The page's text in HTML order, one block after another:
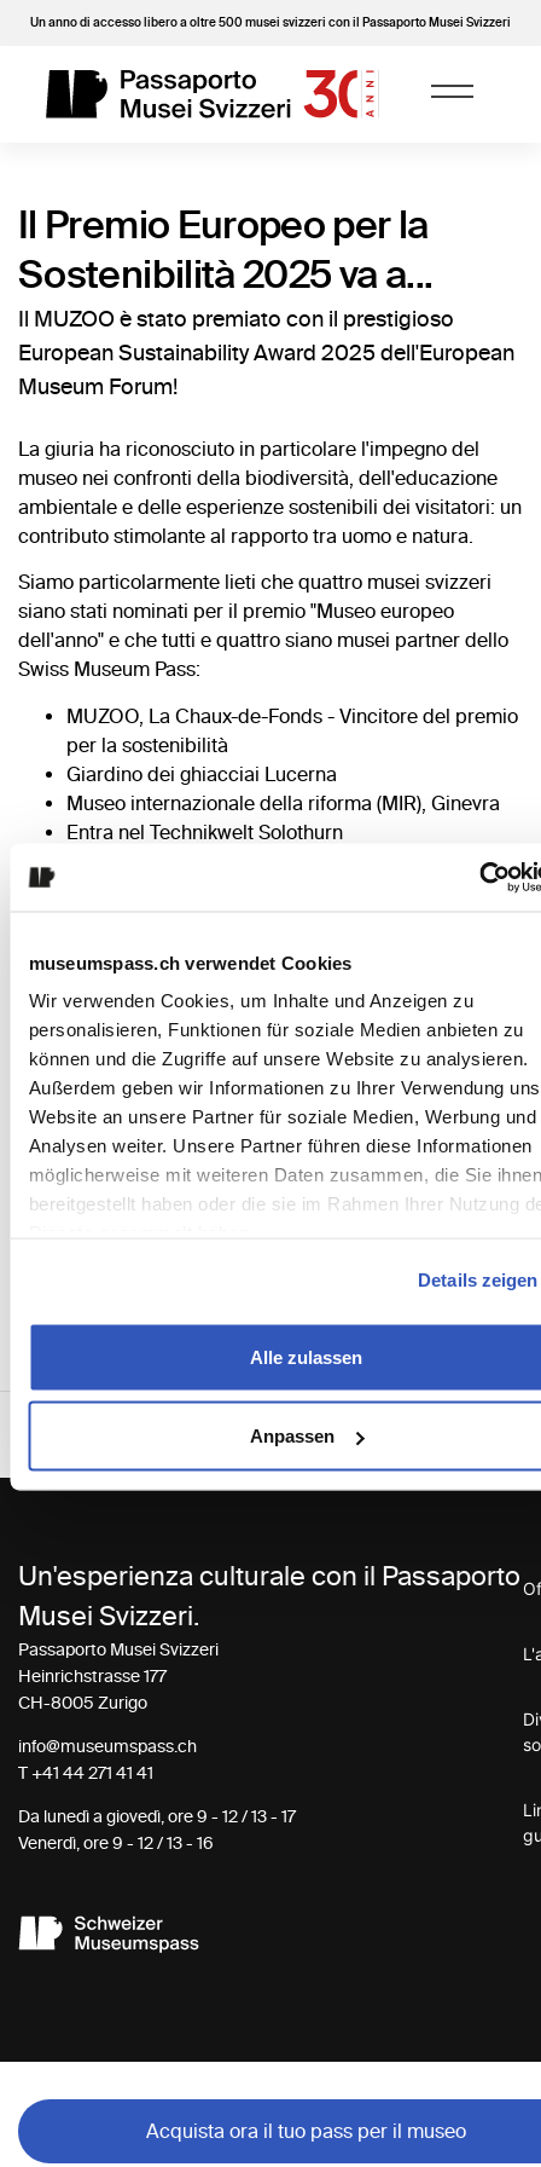
museumspass.ch verwendet Cookies
Wir verwenden Cookies, um Inhalte und Anzeigen zu
personalisieren, Funktionen für soziale Medien anbieten zu
können und die Zugriffe auf unsere Website zu analysieren.
Außerdem geben wir Informationen zu Ihrer Verwendung
Website an unsere Partner für soziale Medien, Werbung und
Analysen weiter. Unsere Partner führen diese Informationen
möglicherweise mit weiteren Daten zusammen, die Sie ihnen
bereitgestellt haben oder die sie im Rahmen Ihrer Nutzung
Details zeigen
Alle zulassen
Anpassen
Un anno di accesso libero a oltre 500 musei svizzeri con il Passaporto Musei Svizzeri
Il Premio Europeo per la
Sostenibilità 2025 va a...
Il MUZOO è stato premiato con il prestigioso
European Sustainability Award 2025 dell'European
Museum Forum!
La giuria ha riconosciuto in particolare l'impegno del
museo nei confronti della biodiversità, dell'educazione
ambientale e delle esperienze sostenibili dei visitatori: un
contributo stimolante al rapporto tra uomo e natura.
Siamo particolarmente lieti che quattro musei svizzeri
siano stati nominati per il premio "Museo europeo
dell'anno" e che tutti e quattro siano musei partner dello
Swiss Museum Pass:
MUZOO, La Chaux-de-Fonds - Vincitore del premio
per la sostenibilità
Giardino dei ghiacciai Lucerna
Museo internazionale della riforma (MIR), Ginevra
Entra nel Technikwelt Solothurn
Ci congratuliamo vivamente con tutti i musei nominati:
dimostrate in modo impressionante quanto sia vario,
Incontra gli Ambasciatori 2025
Un'esperienza culturale con il Passaporto
Musei Svizzeri.
Passaporto Musei Svizzeri
Heinrichstrasse 177
CH-8005 Zurigo
info@museumspass.ch
T +41 44 271 41 41
Da lunedì a giovedì, ore 9 - 12 / 13 - 17
Venerdì, ore 9 - 12 / 13 - 16
Acquista ora il tuo pass per il museo